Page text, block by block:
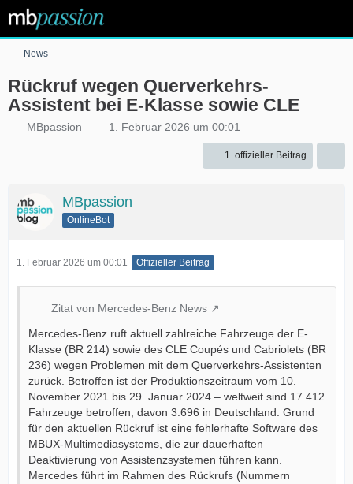
News
Rückruf wegen Querverkehrs-
Assistent bei E-Klasse sowie CLE
MBpassion 1. Februar 2026 um 00:01
1. offizieller Beitrag
MBpassion
OnlineBot
1. Februar 2026 um 00:01 Offizieller Beitrag
Zitat von Mercedes-Benz News
Mercedes-Benz ruft aktuell zahlreiche Fahrzeuge der E-
Klasse (BR 214) sowie des CLE Coupés und Cabriolets (BR
236) wegen Problemen mit dem Querverkehrs-Assistenten
zurück. Betroffen ist der Produktionszeitraum vom 10.
November 2021 bis 29. Januar 2024 – weltweit sind 17.412
Fahrzeuge betroffen, davon 3.696 in Deutschland. Grund
für den aktuellen Rückruf ist eine fehlerhafte Software des
MBUX-Multimediasystems, die zur dauerhaften
Deaktivierung von Assistenzsystemen führen kann.
Mercedes führt im Rahmen des Rückrufs (Nummern